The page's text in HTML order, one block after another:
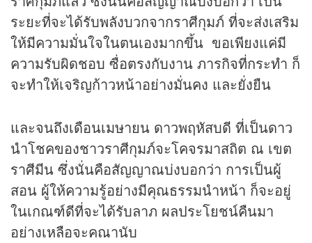
ระยะที่จะได้รับพลังบวกจากราศีกุมภ์ ที่จะส่งเสริม
ให้มีความมั่นใจในตนเองมากขึ้น ขอเพียงแค่มี
ความรับผิดชอบ ซื่อตรงกับงาน ภารกิจที่กระทำ ก็
จะทำให้เจริญก้าวหน้าอย่างมั่นคง และยั่งยืน
และจนถึงเดือนเมษายน ดาวพฤหัสบดี ที่เป็นดาว
นำโชคของชาวราศีกุมภ์จะโคจรมาสถิต ณ เขต
ราศีมีน ซึ่งนั่นคือสัญญาณบ่งบอกว่า การเป็นผู้
สอน ผู้ให้ความรู้อย่างมีคุณธรรมนำหน้า ก็จะอยู่
ในเกณฑ์ดีที่จะได้รับลาภ ผลประโยชน์คืนมา
อย่างเหลือจะคณานับ